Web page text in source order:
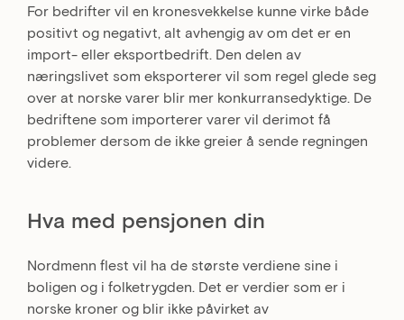
For bedrifter vil en kronesvekkelse kunne virke både
positivt og negativt, alt avhengig av om det er en
import- eller eksportbedrift. Den delen av
næringslivet som eksporterer vil som regel glede seg
over at norske varer blir mer konkurransedyktige. De
bedriftene som importerer varer vil derimot få
problemer dersom de ikke greier å sende regningen
videre.
Hva med pensjonen din
Nordmenn flest vil ha de største verdiene sine i
boligen og i folketrygden. Det er verdier som er i
norske kroner og blir ikke påvirket av